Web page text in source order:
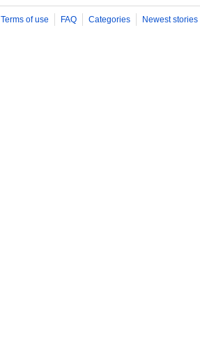
Terms of use FAQ Categories Newest stories